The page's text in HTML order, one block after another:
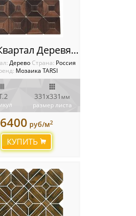
6.Т.2 Квартал Деревянная мозаика TARSI Intarsia
Дерево Cтрана: Россия
Мозаика TARSI
331х331 мм
размер листа
6400 руб/м2
КУПИТЬ